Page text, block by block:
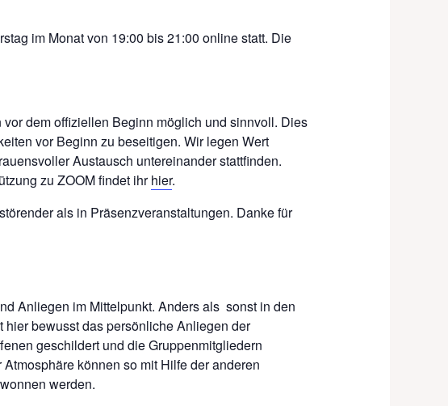
im Monat von 19:00 bis 21:00 online statt. Die
dem offiziellen Beginn möglich und sinnvoll. Dies
vor Beginn zu beseitigen. Wir legen Wert
Austausch untereinander stattfinden.
zu ZOOM findet ihrhier.
als in Präsenzveranstaltungen. Danke für
Anliegen im Mittelpunkt. Anders als sonst in den
bewusst das persönliche Anliegen der
geschildert und die Gruppenmitgliedern
können so mit Hilfe der anderen
werden.